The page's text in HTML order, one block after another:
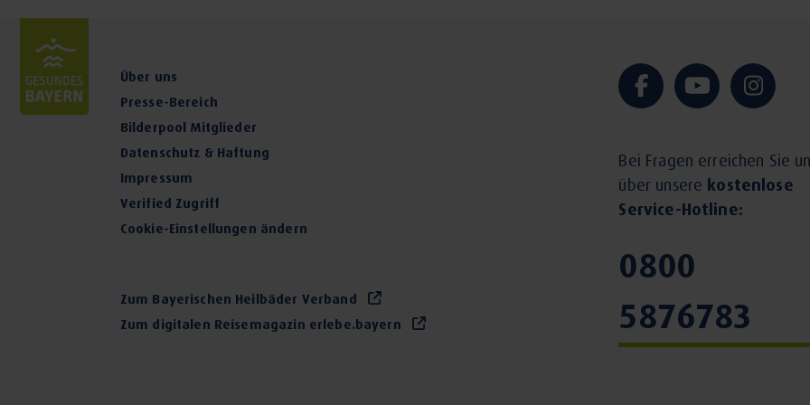
Über uns
Presse-Bereich
Bilderpool Mitglieder
Datenschutz & Haftung
Impressum
Verified Zugriff
Cookie-Einstellungen ändern
Zum Bayerischen Heilbäder Verband
Zum digitalen Reisemagazin erlebe.bayern
Bei Fragen erreichen Sie
über unsere kostenlose
Service-Hotline:
0800
5876783